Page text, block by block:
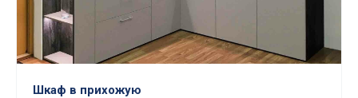
Шкаф в прихожую